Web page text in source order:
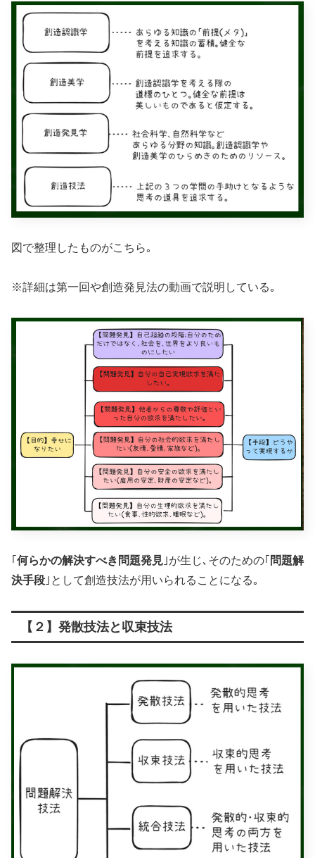
図で整理したものがこちら｡
※詳細は第一回や創造発見法の動画で説明している｡
｢ 何らかの解決すべき問題発見 ｣が生じ､そのための｢ 問題解
決手段 ｣として創造技法が用いられることになる｡
【２】発散技法と収束技法